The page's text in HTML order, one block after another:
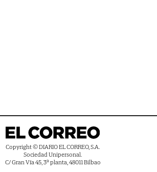
Copyright © DIARIO EL CORREO, S.A.
Sociedad Unipersonal.
C/ Gran Vía 45, 3ª planta, 48011 Bilbao